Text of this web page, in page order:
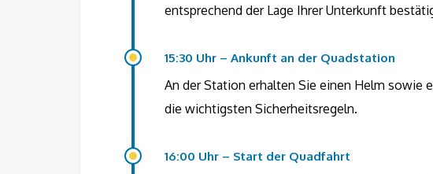
entsprechend der Lage Ihrer Unterkunft
15:30 Uhr – Ankunft an der Quadstation
An der Station erhalten Sie einen Helm sowie
die wichtigsten Sicherheitsregeln.
16:00 Uhr – Start der Quadfahrt